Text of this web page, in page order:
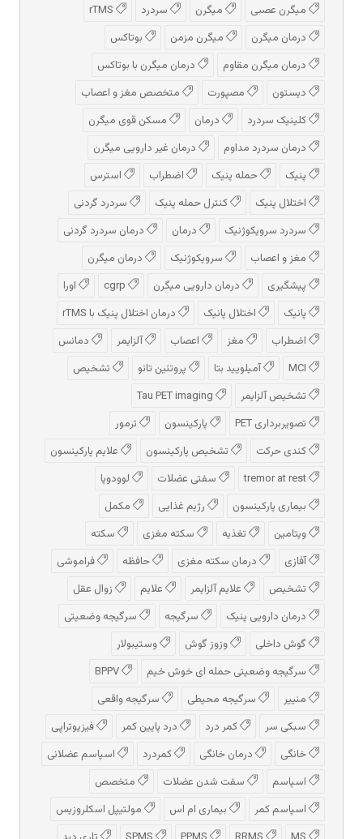
میگرن عصبی
میگرن سردرد
درمان میگرن
میگرن مزمن
بوتاکس
درمان میگرن مقاوم
درمان میگرن با بوتاکس
دیستون
مصپورت
متخصص مغز و اعصاب
کلینیک سردرد
درمان
مسکن قوی میگرن
درمان سردرد مداوم
درمان غیر دارویی میگرن
پنیک
حمله پنیک اضطراب
استرس
اختلال پنیک
کنترل حمله پنیک
سردرد گردنی
سردرد سرویکوژنیک
درمان
درمان سردرد گردنی
مغز و اعصاب
سرویکوژنیک
درمان میگرن
پیشگیری
درمان دارویی میگرن
اورا
پانیک
اختلال پانیک
درمان اختلال پنیک با rTMS
اضطراب
مغز اعصاب آلزایمر
دمانس
آمیلویید بتا پروتئین تائو
تشخیص
تشخیص آلزایمر
تصویربرداری PET
پارکینسون
ترمور
کندی حرکت
تشخیص پارکینسون
علایم پارکینسون
سفتی عضلات
لوودوپا
بیماری پارکینسون
رژیم غذایی
مکمل
ویتامین
تغذیه سکته مغزی
سکته
آفازی
درمان سکته مغزی حافظه
فراموشی
تشخیص
علایم آلزایمر علایم
زوال عقل
درمان دارویی پنیک
سرگیجه
سرگیجه وضعیتی
گوش داخلی
وزوز گوش
وستیبولار
سرگیجه وضعیتی حمله ای خوش خیم
منییر
سرگیجه محیطی
سرگیجه واقعی
سبکی سر
کمر درد درد پایین کمر
فیزیوتراپی
خانگی
درمان خانگی کمردرد
اسپاسم عضلانی
اسپاسم
سفت شدن عضلات
متخصص
اسپاسم کمر
بیماری ام اس
مولتیپل اسکلروزیس